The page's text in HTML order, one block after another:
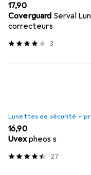
EUR
17,90
Coverguard Serval
correcteurs
3
Lunettes de sécurité +
EUR
16,90
Uvexpheos s
27